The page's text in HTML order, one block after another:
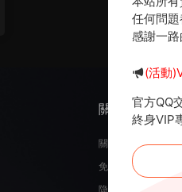
關于我們
關于我們
免責申明
隐私政策
任何問
感謝一路
(活動
官方QQ
終身VIP